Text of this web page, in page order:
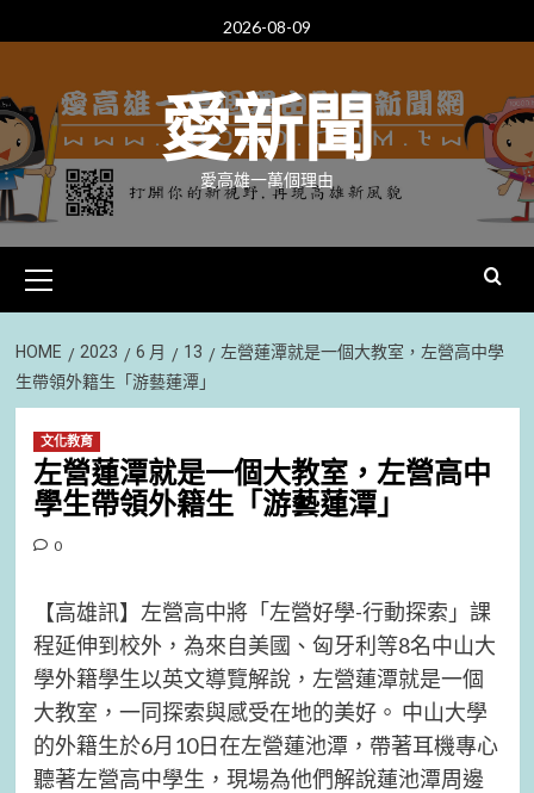
to
2026-08-09
愛新聞
愛高雄一萬個理由
Menu
HOME 2023 6 月 13
左營蓮潭就是一個大教室，左營高中學
生帶領外籍生「游藝蓮潭」
文化教育
左營蓮潭就是一個大教室，左營高中
學生帶領外籍生「游藝蓮潭」
0
【高雄訊】左營高中將「左營好學-行動探索」課
程延伸到校外，為來自美國、匈牙利等8名中山大
學外籍學生以英文導覽解說，左營蓮潭就是一個
大教室，一同探索與感受在地的美好。 中山大學
的外籍生於6月10日在左營蓮池潭，帶著耳機專心
聽著左營高中學生，現場為他們解說蓮池潭周邊